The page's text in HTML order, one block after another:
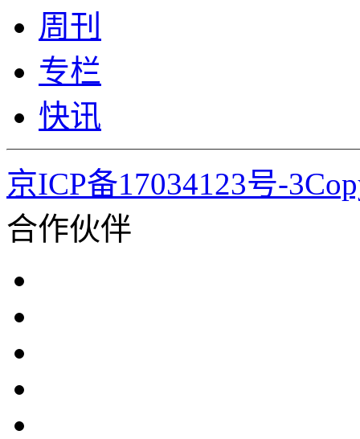
周刊
专栏
快讯
京ICP备17034123号-
合作伙伴